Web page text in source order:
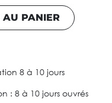
AU PANIER
8 à 10 jours
: 8 à 10 jours ouvrés